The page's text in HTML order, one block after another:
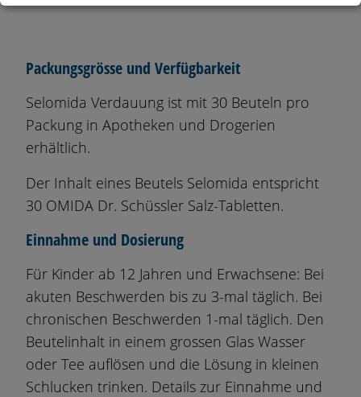
Packungsgrösse und Verfügbarkeit
Selomida Verdauung ist mit 30 Beuteln pro
Packung in Apotheken und Drogerien
erhältlich.
Der Inhalt eines Beutels Selomida entspricht
30 OMIDA Dr. Schüssler Salz-Tabletten.
Einnahme und Dosierung
Für Kinder ab 12 Jahren und Erwachsene: Bei
akuten Beschwerden bis zu 3-mal täglich. Bei
chronischen Beschwerden 1-mal täglich. Den
Beutelinhalt in einem grossen Glas Wasser
oder Tee auflösen und die Lösung in kleinen
Schlucken trinken. Details zur Einnahme und